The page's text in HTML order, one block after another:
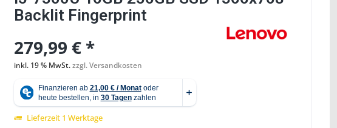
Abbildung ähnlich
Backlit Fingerprint
279,99 € *
inkl. 19 % MwSt.zzgl. Versandkosten
Lieferzeit 1 Werktage